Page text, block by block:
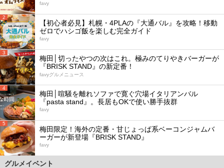
favy
2
【初心者必見】札幌・4PLAの『大通バル』を攻略！移動
ゼロでハシゴ飯を楽しむ完全ガイド
favy
3
梅田│切ったやつの次はこれ。極みのてりやきバーガーが
『BRISK STAND』の新定番！
favyグルメニュース
4
梅田│喧騒を離れソファで寛ぐ穴場イタリアンバル
『pasta stand』。長居もOKで使い勝手抜群
favy
5
梅田限定！海外の定番・甘じょっぱ系ベーコンジャムバ
ーガーが新登場『BRISK STAND』
favy
グルメイベント